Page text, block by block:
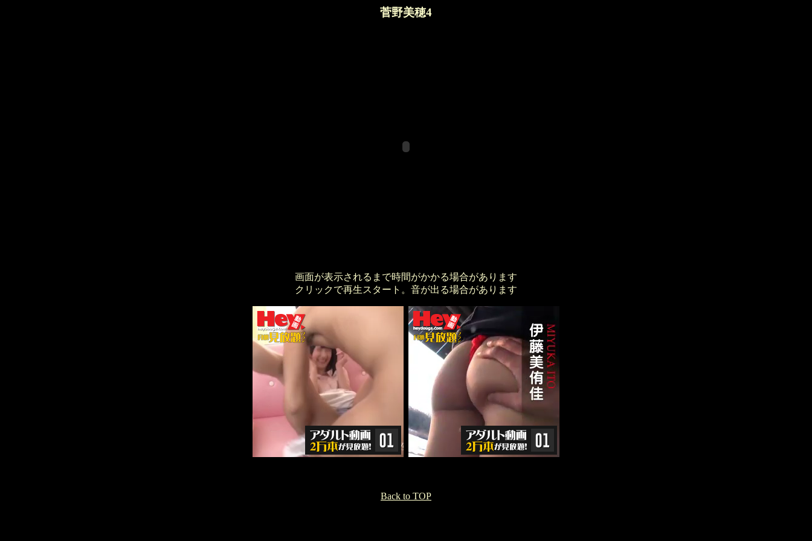
菅野美穂4
画面が表示されるまで時間がかかる場合があります
クリックで再生スタート。音が出る場合があります
Back to TOP